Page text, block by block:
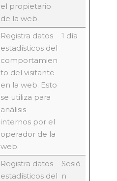
el propietario
de la web.
Registra datos
estadísticos del
comportamien
to del visitante
en la web. Esto
se utiliza para
análisis
internos por el
operador de la
web.
1 día
Registra datos
estadísticos del
Sesió
n